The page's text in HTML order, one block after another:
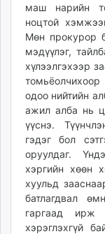
маш нарийн
ноцтой
Мөн прокурор
мэдүүлэг,
хүлээлгэхээр
одоо нийтийн
ажил алба нь
үүснэ.
гэдэг бол
оруулдаг.
хэргийн хөөн
хуульд
батлагдвал
гаргаад ирж
хэрэглэхгүй